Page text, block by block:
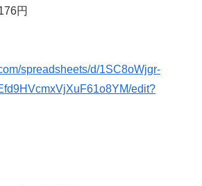
円
spreadsheets/d/1SC8oWjgr-
edit?